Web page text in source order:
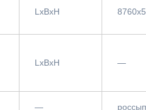
LxBxH
LxBxH —
—